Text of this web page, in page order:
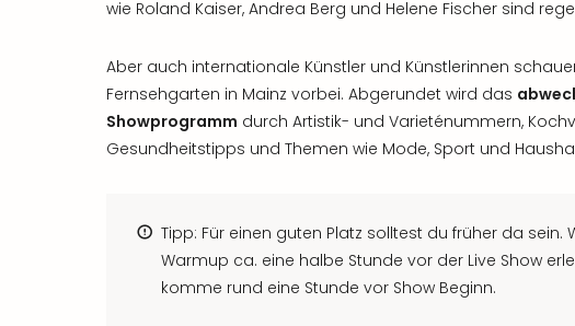
wie Roland Kaiser, Andrea Berg und Helene Fischer sind
Aber auch internationale Künstler und Künstlerinnen
Fernsehgarten in Mainz vorbei. Abgerundet wird das
Showprogramm durch Artistik- und Varieténummern,
Gesundheitstipps und Themen wie Mode, Sport und
Tipp: Für einen guten Platz solltest du früher da sein.
Warmup ca. eine halbe Stunde vor der Live Show
komme rund eine Stunde vor Show Beginn.